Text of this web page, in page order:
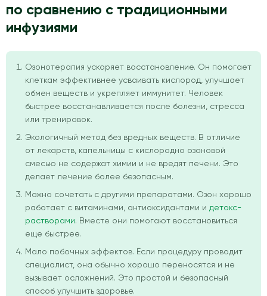
по сравнению с традиционными
инфузиями
Озонотерапия ускоряет восстановление. Он помогает
клеткам эффективнее усваивать кислород, улучшает
обмен веществ и укрепляет иммунитет. Человек
быстрее восстанавливается после болезни, стресса
или тренировок.
Экологичный метод без вредных веществ. В отличие
от лекарств, капельницы с кислородно озоновой
смесью не содержат химии и не вредят печени. Это
делает лечение более безопасным.
Можно сочетать с другими препаратами. Озон хорошо
работает с витаминами, антиоксидантами и детокс-
растворами. Вместе они помогают восстановиться
еще быстрее.
Мало побочных эффектов. Если процедуру проводит
специалист, она обычно хорошо переносятся и не
вызывает осложнений. Это простой и безопасный
способ улучшить здоровье.